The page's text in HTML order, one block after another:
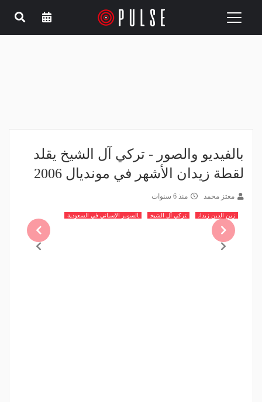
Toggle
بالفيديو والصور - تركي آل الشيخ يقلد
لقطة زيدان الأشهر في مونديال 2006
معتز محمد منذ 6 سنوات
زين الدين زيدان تركي آل الشيخ السوبر الإسباني في السعودية